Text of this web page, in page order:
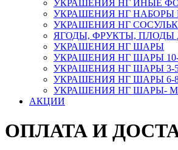
УКРАШЕНИЯ НГ ИНЫЕ
УКРАШЕНИЯ НГ НАБОРЫ
УКРАШЕНИЯ НГ
ЯГОДЫ, ФРУКТЫ, ПЛОДЫ
УКРАШЕНИЯ НГ ШАРЫ
УКРАШЕНИЯ НГ ШАРЫ 10-
УКРАШЕНИЯ НГ ШАРЫ 3-
УКРАШЕНИЯ НГ ШАРЫ 6-
УКРАШЕНИЯ НГ ШАРЫ-
АКЦИИ
ОПЛАТА И